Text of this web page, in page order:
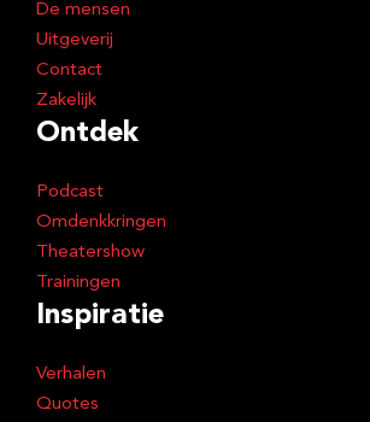
De mensen
Uitgeverij
Contact
Zakelijk
Ontdek
Podcast
Omdenkkringen
Theatershow
Trainingen
Inspiratie
Verhalen
Quotes